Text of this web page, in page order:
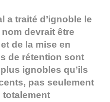
a traité d’ignoble le
devrait être
de la mise en
de rétention sont
ignobles qu’ils
pas seulement
totalement